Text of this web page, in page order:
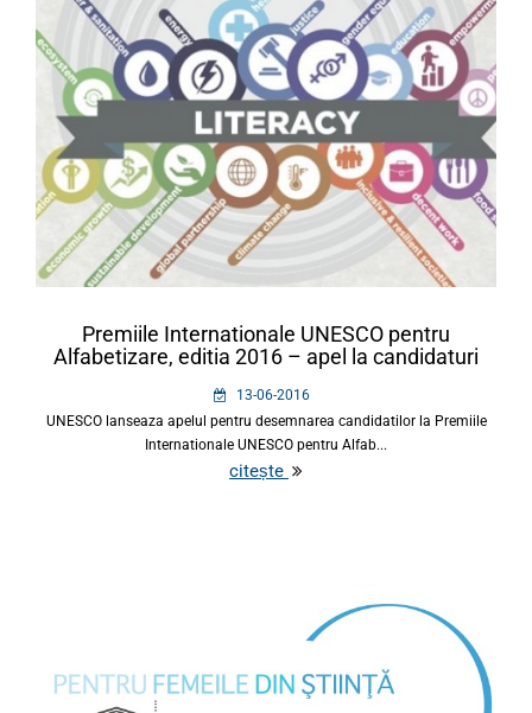
Premiile Internationale UNESCO pentru
Alfabetizare, editia 2016 – apel la candidaturi
13-06-2016
UNESCO lanseaza apelul pentru desemnarea candidatilor la Premiile
Internationale UNESCO pentru Alfab...
citește